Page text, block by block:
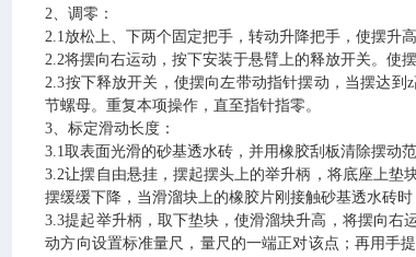
2、调零：
2.1放松上、下两个固定把手，转动升降把手，使摆升
2.2将摆向右运动，按下安装于悬臂上的释放开关。使
2.3按下释放开关 ，使摆向左带动指针摆动，当摆达到z
节螺母。重复本项操作，直至指针指零。
3、标定滑动长度：
3.1取表面光滑的砂基透水砖，并用橡胶刮板清除摆动
3.2让摆自 由悬挂， 摆起摆头上的举升柄，将底座上垫
摆缓缓下降，当滑溜块上的橡胶片刚接触砂基透水砖时
3.3提起举升柄 ，取下垫块，使滑溜块升高，将摆向右
动方向设置标准量尺，量尺的一端正对该点；再用手